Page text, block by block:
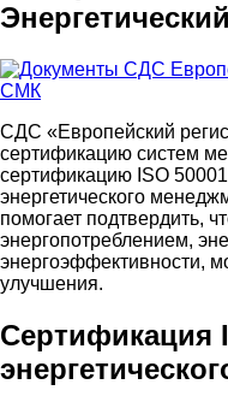
СДС «Европейский
сертификацию систем
сертификацию ISO
энергетического
помогает подтвердить,
энергопотреблением,
энергоэффективности,
улучшения.
Сертификация